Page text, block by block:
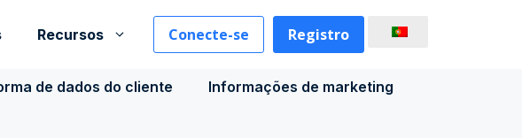
Recursos Conecte-se Registro
de dados do cliente
Informações de marketing